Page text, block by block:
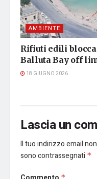
AMBIENTE
Rifiuti edili
Balluta Bay off
18 GIUGNO 2026
Lascia un
Il tuo indirizzo email
sono contrassegnati *